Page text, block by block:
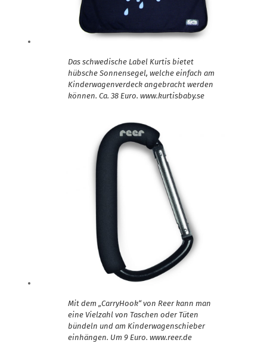
Das schwedische Label Kurtis bietet
hübsche Sonnensegel, welche einfach am
Kinderwagenverdeck angebracht werden
können. Ca. 38 Euro. www.kurtisbaby.se
Mit dem „CarryHook“ von Reer kann man
eine Vielzahl von Taschen oder Tüten
bündeln und am Kinderwagenschieber
einhängen. Um 9 Euro. www.reer.de